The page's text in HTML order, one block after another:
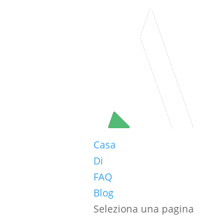
Casa
Di
FAQ
Blog
Seleziona una pagina